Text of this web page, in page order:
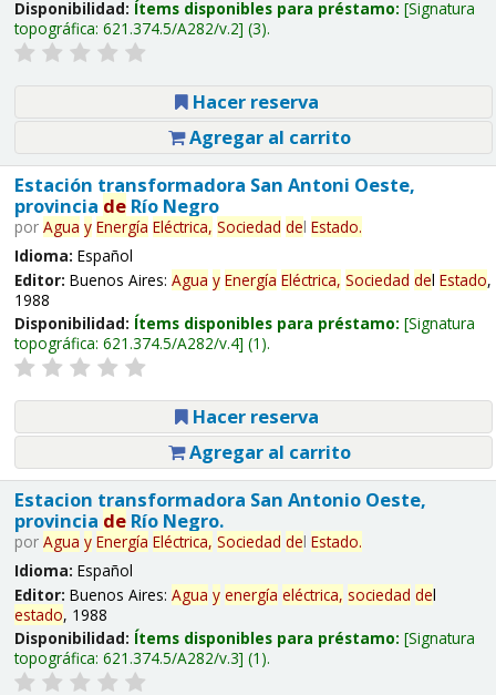
Disponibilidad: Ítems disponibles para préstamo: Signatura
topográfica: 621.374.5/A282/v.2 (3).
Hacer reserva
Agregar al carrito
Estación transformadora San Antoni Oeste,
provincia deRío Negro
por Agua y Energía Eléctrica, Sociedad del Estado.
Idioma: Español
Editor: Buenos Aires: Agua y Energía Eléctrica, Sociedad del Estado,
1988
Disponibilidad: Ítems disponibles para préstamo: Signatura
topográfica: 621.374.5/A282/v.4 (1).
Hacer reserva
Agregar al carrito
Estacion transformadora San Antonio Oeste,
provincia deRío Negro.
por Agua y Energía Eléctrica, Sociedad del Estado.
Idioma: Español
Editor: Buenos Aires: Agua y energía eléctrica, sociedad del
estado, 1988
Disponibilidad: Ítems disponibles para préstamo: Signatura
topográfica: 621.374.5/A282/v.3 (1).